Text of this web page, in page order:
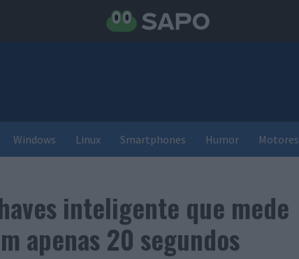
Windows Linux Smartphones Humor Motores
inteligente que mede
apenas 20 segundos